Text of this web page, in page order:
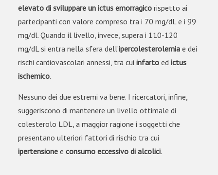
elevato di sviluppare un ictus emorragico rispetto ai
partecipanti con valore compreso tra i 70 mg/dL e i 99
mg/dl. Quando il livello, invece, supera i 110-120
mg/dL si entra nella sfera dell’ipercolesterolemiae dei
rischi cardiovascolari annessi, tra cui infartoed ictus
ischemico.
Nessuno dei due estremi va bene. I ricercatori, infine,
suggeriscono di mantenere un livello ottimale di
colesterolo LDL, a maggior ragione i soggetti che
presentano ulteriori fattori di rischio tra cui
ipertensionee consumo eccessivo di alcolici.